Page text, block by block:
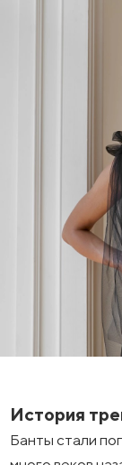
История
Банты стали